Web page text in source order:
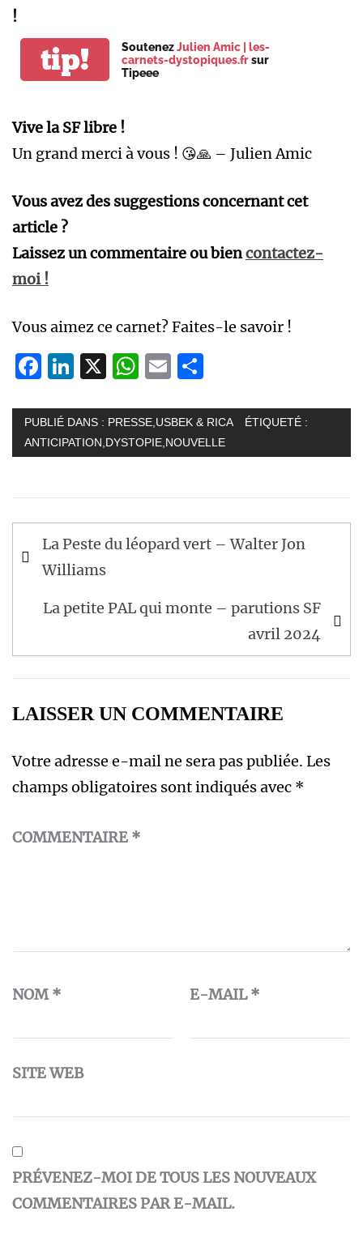
!
tip! SoutenezJulien Amic | les-
carnets-dystopiques.frsur
Tipeee
Vive la SF libre !
Un grand merci à vous ! 😘🙏 – Julien Amic
Vous avez des suggestions concernant cet
article ?
Laissez un commentaire ou biencontactez-
moi !
Vous aimez ce carnet? Faites-le savoir !
Facebook
LinkedIn
X WhatsApp
Email
PUBLIÉ DANS : PRESSE USBEK & RICA
ÉTIQUETÉ :
ANTICIPATION DYSTOPIE NOUVELLE
Navigation
de
La Peste du léopard vert – Walter Jon
Williams
La petite PAL qui monte – parutions SF
avril 2024
LAISSER UN COMMENTAIRE
Votre adresse e-mail ne sera pas publiée. Les
champs obligatoires sont indiqués avec *
COMMENTAIRE *
NOM* E-MAIL*
SITE WEB
PRÉVENEZ-MOI DE TOUS LES NOUVEAUX
COMMENTAIRES PAR E-MAIL.